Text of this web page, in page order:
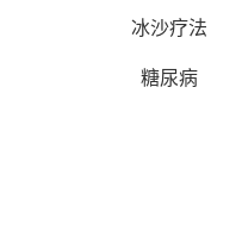
冰沙疗法
糖尿病